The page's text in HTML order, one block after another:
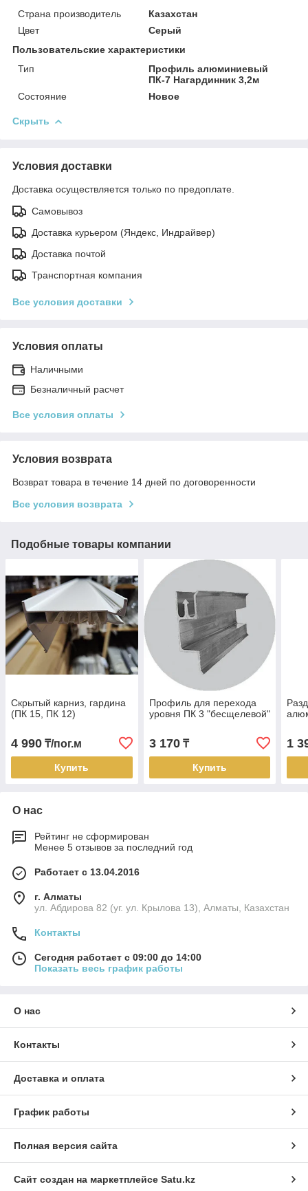
Страна производитель
Казахстан
Цвет
Серый
Пользовательские характеристики
Тип
Профиль алюминиевый
ПК-7 Нагардинник 3,2м
Состояние
Новое
Скрыть
Условия доставки
Доставка осуществляется только по предоплате.
Самовывоз
Доставка курьером (Яндекс, Индрайвер)
Доставка почтой
Транспортная компания
Все условия доставки
Условия оплаты
Наличными
Безналичный расчет
Все условия оплаты
Условия возврата
Возврат товара в течение 14 дней по договоренности
Все условия возврата
Подобные товары компании
Скрытый карниз, гардина
(ПК 15, ПК 12)
4 990 ₸/пог.м
Купить
Профиль для перехода
уровня ПК 3 "бесщелевой"
3 170₸
Купить
1
О нас
Рейтинг не сформирован
Менее 5 отзывов за последний год
Работает с 13.04.2016
г. Алматы
ул. Абдирова 82 (уг. ул. Крылова 13), Алматы, Казахстан
Контакты
Сегодня работает с 09:00 до 14:00
Показать весь график работы
О нас
Контакты
Доставка и оплата
График работы
Полная версия сайта
Сайт создан на маркетплейсе Satu.kz